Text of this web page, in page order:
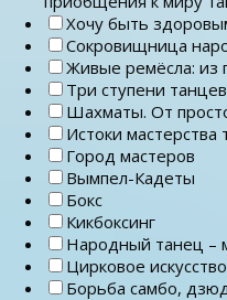
Хочу быть
Сокровищница
Живые ремёсла: из
Три ступени
Шахматы. От
Истоки мастерства
Город мастеров
Вымпел-Кадеты
Бокс
Кикбоксинг
Народный танец –
Цирковое искусство
Борьба самбо,